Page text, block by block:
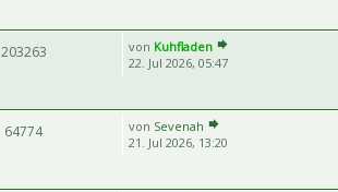
203263 von Kuhfladen
22. Jul 2026, 05:47
64774 von Sevenah
21. Jul 2026, 13:20